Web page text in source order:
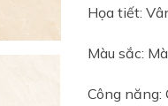
Họa tiết:
Màu sắc:
Công năng: